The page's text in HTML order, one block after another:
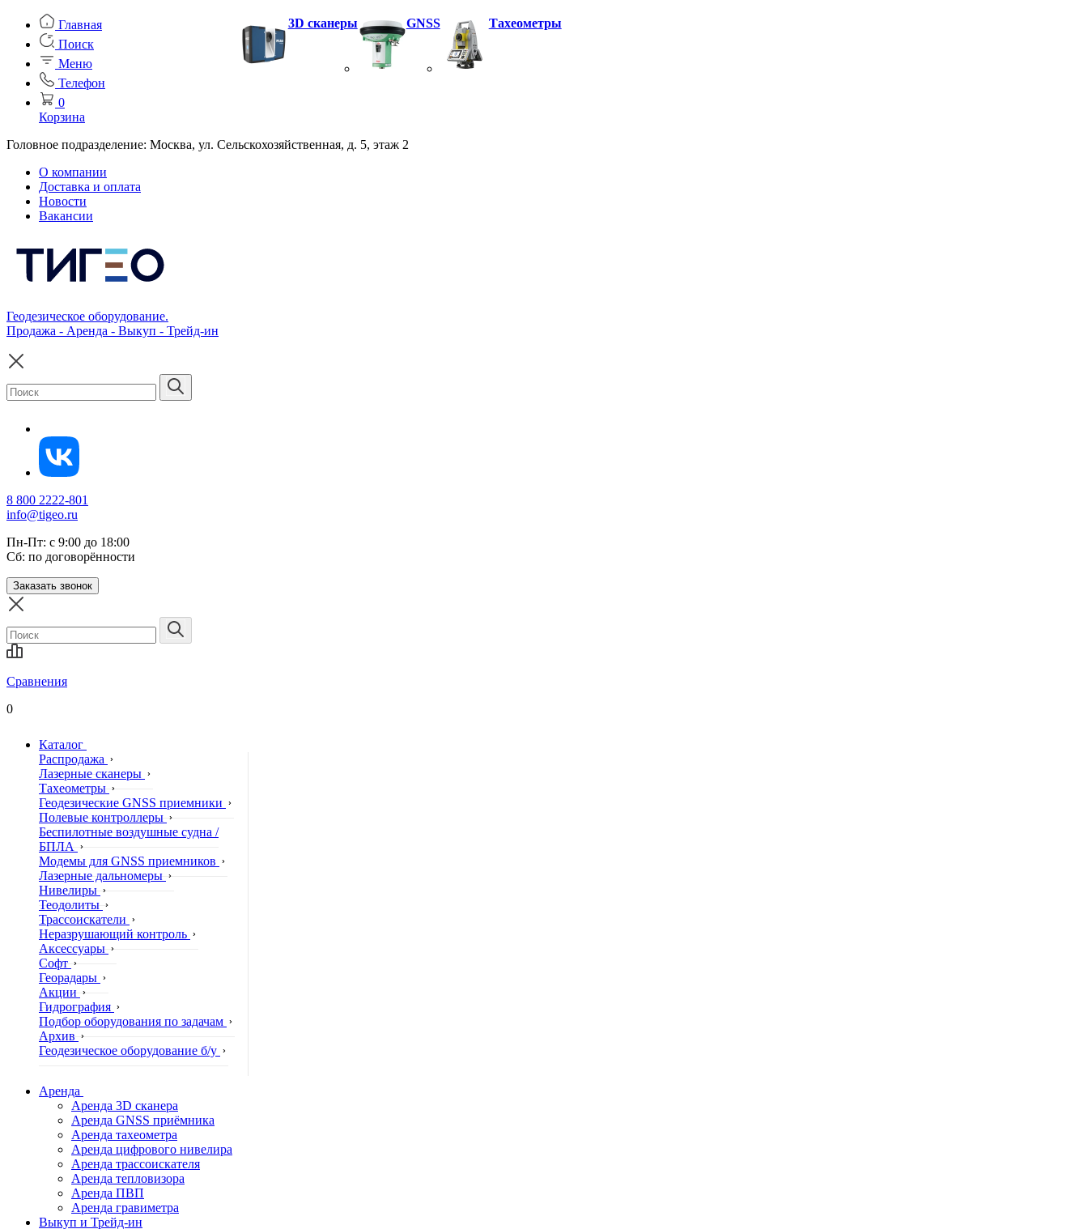
Главная
Поиск
Меню
Телефон
0
Корзина
Головное подразделение: Москва, ул. Сельскохозяйственная, д. 5, этаж 2
О компании
Доставка и оплата
Новости
Вакансии
Геодезическое оборудование.
Продажа - Аренда - Выкуп - Трейд-ин
8 800 2222-801
info@tigeo.ru
Пн-Пт: с 9:00 до 18:00
Сб: по договорённости
Заказать звонок
Сравнения
0
Каталог
Распродажа
Лазерные сканеры
Тахеометры
Геодезические GNSS приемники
Полевые контроллеры
Беспилотные воздушные судна /
БПЛА
Модемы для GNSS приемников
Лазерные дальномеры
Нивелиры
Теодолиты
Трассоискатели
Неразрушающий контроль
Аксессуары
Софт
Георадары
Акции
Гидрография
Подбор оборудования по задачам
Архив
Геодезическое оборудование б/у
3D сканеры GNSS Тахеометры
Аренда
Аренда 3D сканера
Аренда GNSS приёмника
Аренда тахеометра
Аренда цифрового нивелира
Аренда трассоискателя
Аренда тепловизора
Аренда ПВП
Аренда гравиметра
Выкуп и Трейд-ин